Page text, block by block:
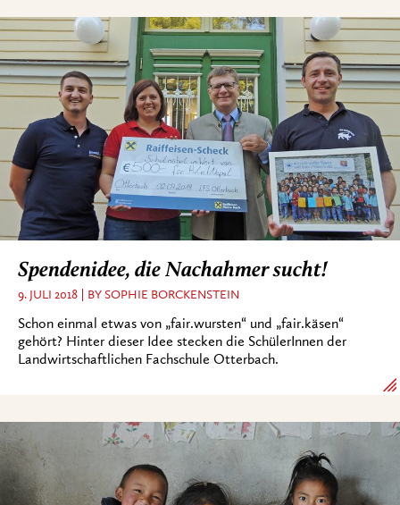
Spendenidee, die Nachahmer sucht!
9. JULI 2018 BY SOPHIE BORCKENSTEIN
Schon einmal etwas von „fair.wursten“ und „fair.käsen“
gehört? Hinter dieser Idee stecken die SchülerInnen der
Landwirtschaftlichen Fachschule Otterbach.